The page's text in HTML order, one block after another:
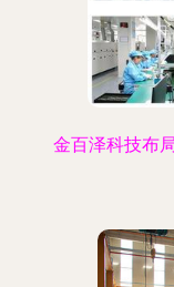
金百泽科技布